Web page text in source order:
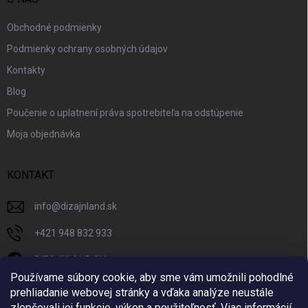
Používame súbory cookie, aby sme vám umožnili pohodlné
prehliadanie webovej stránky a vďaka analýze neustále
Obchodné podmienky
Podmienky ochrany osobných údajov
Kontakty
Blog
Poučenie o uplatnení práva spotrebiteľa na odstúpenie
Moja objednávka
KONTAKT
info@dizajnland.sk
+421 948 832 933
DIZAJNLAND SK
dizajnland.sk/